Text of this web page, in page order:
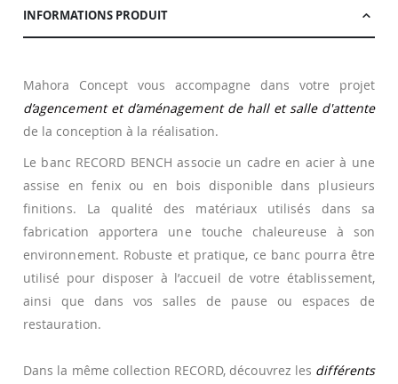
INFORMATIONS PRODUIT
Mahora Concept vous accompagne dans votre projet
d’agencement et d’aménagement de hall et salle d'attente
de la conception à la réalisation.
Le banc RECORD BENCH associe un cadre en acier à une
assise en fenix ou en bois disponible dans plusieurs
finitions. La qualité des matériaux utilisés dans sa
fabrication apportera une touche chaleureuse à son
environnement. Robuste et pratique, ce banc pourra être
utilisé pour disposer à l’accueil de votre établissement,
ainsi que dans vos salles de pause ou espaces de
restauration.
Dans la même collection RECORD, découvrez les différents